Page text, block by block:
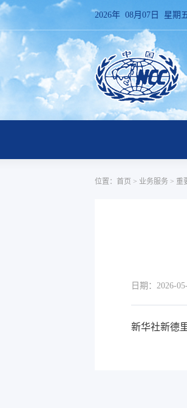
2026年 08月07日 星期
位置： 首页 > 业务服务 > 重
日期：2026-
新华社新德